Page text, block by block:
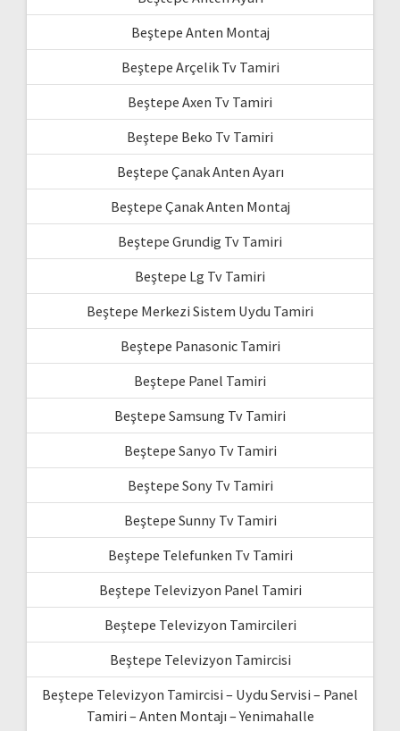
Beştepe Anten Montaj
Beştepe Arçelik Tv Tamiri
Beştepe Axen Tv Tamiri
Beştepe Beko Tv Tamiri
Beştepe Çanak Anten Ayarı
Beştepe Çanak Anten Montaj
Beştepe Grundig Tv Tamiri
Beştepe Lg Tv Tamiri
Beştepe Merkezi Sistem Uydu Tamiri
Beştepe Panasonic Tamiri
Beştepe Panel Tamiri
Beştepe Samsung Tv Tamiri
Beştepe Sanyo Tv Tamiri
Beştepe Sony Tv Tamiri
Beştepe Sunny Tv Tamiri
Beştepe Telefunken Tv Tamiri
Beştepe Televizyon Panel Tamiri
Beştepe Televizyon Tamircileri
Beştepe Televizyon Tamircisi
Beştepe Televizyon Tamircisi – Uydu Servisi – Panel
Tamiri – Anten Montajı – Yenimahalle